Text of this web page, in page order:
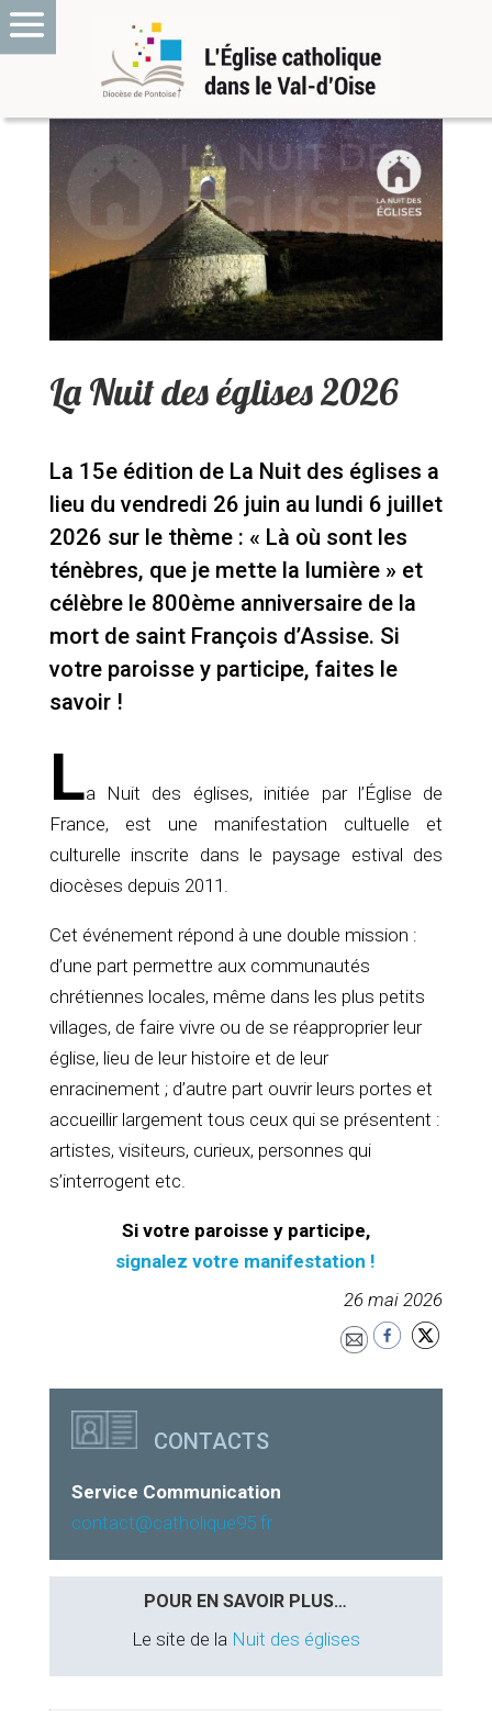
La Nuit des églises 2026
La 15e édition de La Nuit des églises a
lieu du vendredi 26 juin au lundi 6 juillet
2026 sur le thème : « Là où sont les
ténèbres, que je mette la lumière » et
célèbre le 800ème anniversaire de la
mort de saint François d’Assise. Si
votre paroisse y participe, faites le
savoir !
La Nuit des églises, initiée par l’Église de
France, est une manifestation cultuelle et
culturelle inscrite dans le paysage estival des
diocèses depuis 2011.
Cet événement répond à une double mission :
d’une part permettre aux communautés
chrétiennes locales, même dans les plus petits
villages, de faire vivre ou de se réapproprier leur
église, lieu de leur histoire et de leur
enracinement ; d’autre part ouvrir leurs portes et
accueillir largement tous ceux qui se présentent :
artistes, visiteurs, curieux, personnes qui
s’interrogent etc.
Si votre paroisse y participe,
signalez votre manifestation !
26 mai 2026
CONTACTS
Service Communication
contact@catholique95.fr
POUR EN SAVOIR PLUS…
Le site de la Nuit des églises